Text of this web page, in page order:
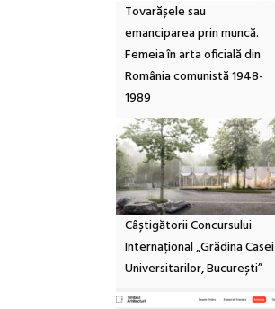
Tovarășele sau
emanciparea prin muncă.
Femeia în arta oficială din
România comunistă 1948-
1989
Câștigătorii Concursului
Internațional „Grădina Casei
Universitarilor, București”